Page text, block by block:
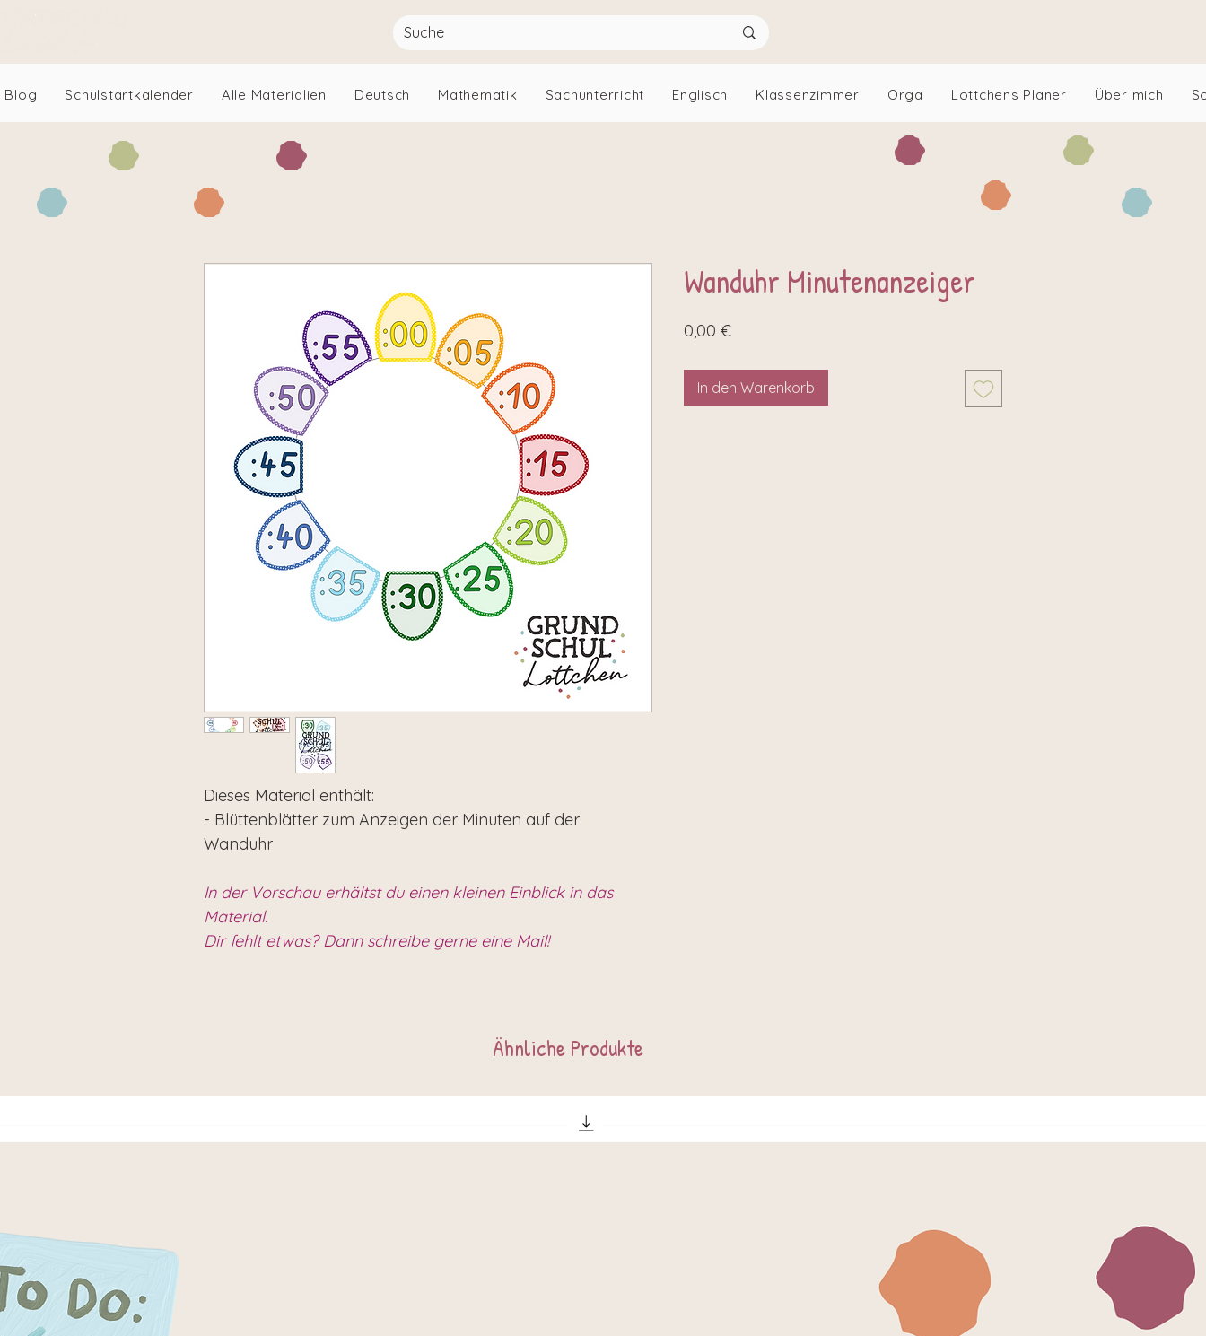
Dieses Material enthält:
- Blüttenblätter zum Anzeigen der Minuten auf der
Wanduhr
In der Vorschau erhältst du einen kleinen Einblick in das
Material.
Dir fehlt etwas? Dann schreibe gerne eine Mail!
Wanduhr Minutenanzeiger
0,00 €Preis
In den Warenkorb
Ähnliche Produkte
Blog Schulstartkalender Alle Materialien Deutsch Mathematik Sachunterricht Englisch Klassenzimmer Orga Lottchens Planer Über mich